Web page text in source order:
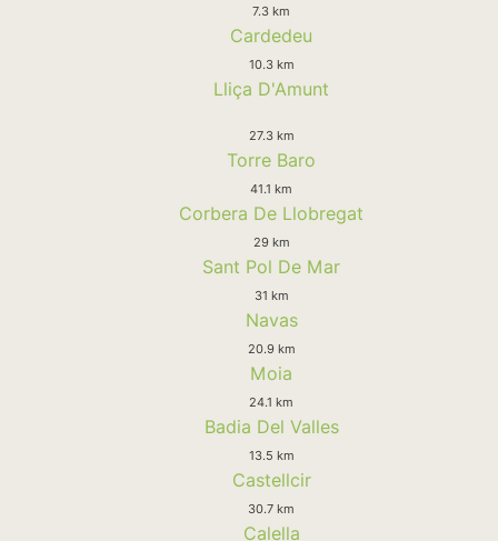
7.3 km
Cardedeu
10.3 km
Lliça D'Amunt
27.3 km
Torre Baro
41.1 km
Corbera De Llobregat
29 km
Sant Pol De Mar
31 km
Navas
20.9 km
Moia
24.1 km
Badia Del Valles
13.5 km
Castellcir
30.7 km
Calella